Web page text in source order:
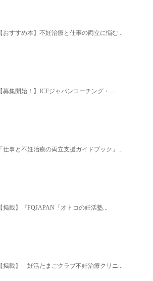
【おすすめ本】不妊治療と仕事の両立に悩む...
【募集開始！】ICFジャパンコーチング・...
「仕事と不妊治療の両立支援ガイドブック」...
【掲載】『FQJAPAN「オトコの妊活塾...
【掲載】「妊活たまごクラブ不妊治療クリニ...